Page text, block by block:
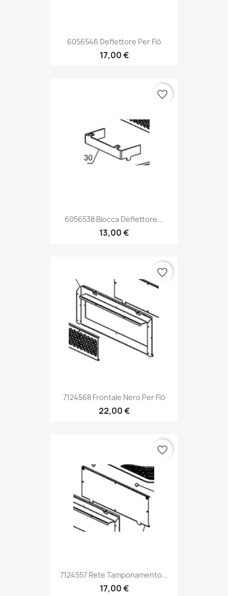
6056546 Deflettore Per Flò
17,00 €
6056538 Blocca Deflettore...
13,00 €
favorite_border
7124568 Frontale Nero Per Flò
22,00 €
favorite_border
7124557 Rete Tamponamento...
17,00 €
favorite_border